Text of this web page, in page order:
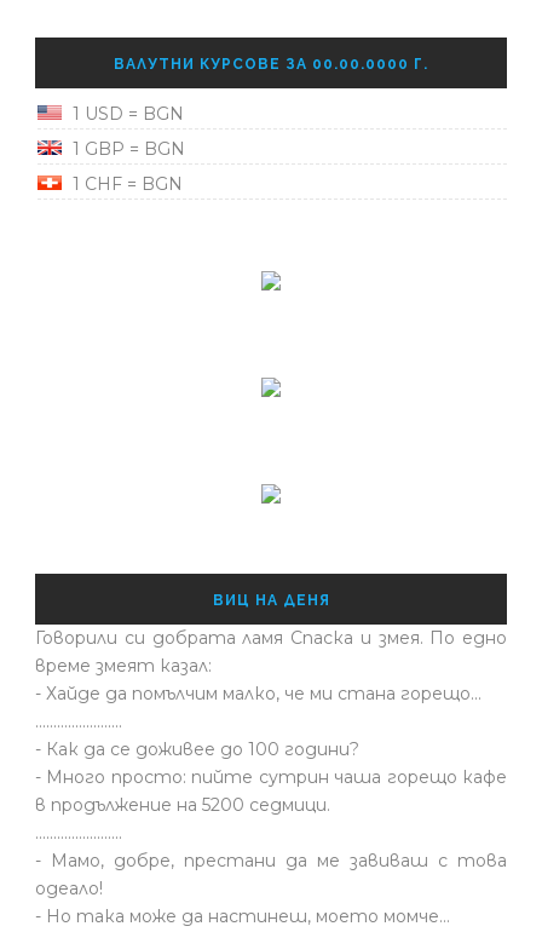
ВАЛУТНИ КУРСОВЕ ЗА 00.00.0000 Г.
1 USD = BGN
1 GBP = BGN
1 CHF = BGN
ВИЦ НА ДЕНЯ
Говорили си добрата ламя Спаска и змея. По едно
време змеят казал:
- Хайде да помълчим малко, че ми стана горещо...
........................
- Как да се доживее до 100 години?
- Много просто: пийте сутрин чаша горещо кафе
в продължение на 5200 седмици.
........................
- Мамо, добре, престани да ме завиваш с това
одеало!
- Но така може да настинеш, моето момче…